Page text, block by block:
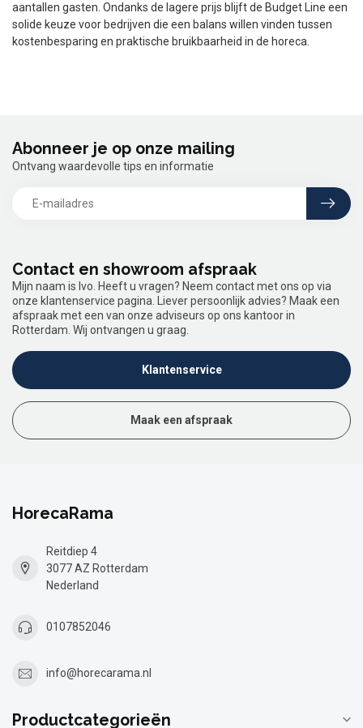
aantallen gasten. Ondanks de lagere prijs blijft de Budget Line een
solide keuze voor bedrijven die een balans willen vinden tussen
kostenbesparing en praktische bruikbaarheid in de horeca.
Contact en showroom afspraak
Mijn naam is Ivo. Heeft u vragen? Neem contact met ons op via
onze klantenservice pagina. Liever persoonlijk advies? Maak een
afspraak met een van onze adviseurs op ons kantoor in
Rotterdam. Wij ontvangen u graag.
Klantenservice
Maak een afspraak
Abonneer je op onze mailing
Ontvang waardevolle tips en informatie
HorecaRama
Reitdiep 4
3077 AZ Rotterdam
Nederland
0107852046
info@horecarama.nl
Productcategorieën